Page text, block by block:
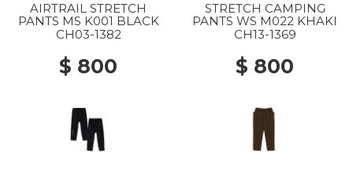
AIRTRAIL STRETCH
PANTS MS K001 BLACK
CH03-1382
$ 800
STRETCH CAMPING
PANTS WS M022 KHAKI
CH13-1369
$ 800